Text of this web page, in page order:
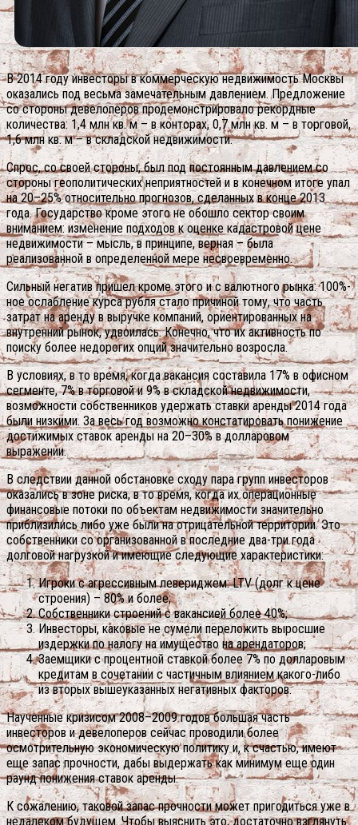
В 2014 году инвесторы в коммерческую недвижимость Москвы
оказались под весьма замечательным давлением. Предложение
со стороны девелоперов продемонстрировало рекордные
количества: 1,4 млн кв. м – в конторах, 0,7 млн кв. м – в торговой,
1,6 млн кв. м – в складской недвижимости.
Спрос, со своей стороны, был под постоянным давлением со
стороны геополитических неприятностей и в конечном итоге упал
на 20–25% относительно прогнозов, сделанных в конце 2013
года. Государство кроме этого не обошло сектор своим
вниманием: изменение подходов к оценке кадастровой цене
недвижимости – мысль, в принципе, верная – была
реализованной в определенной мере несвоевременно.
Сильный негатив пришел кроме этого и с валютного рынка: 100%-
ное ослабление курса рубля стало причиной тому, что часть
затрат на аренду в выручке компаний, ориентированных на
внутренний рынок, удвоилась. Конечно, что их активность по
поиску более недорогих опций значительно возросла.
В условиях, в то время, когда вакансия составила 17% в офисном
сегменте, 7% в торговой и 9% в складской недвижимости,
возможности собственников удержать ставки аренды 2014 года
были низкими. За весь год возможно констатировать понижение
достижимых ставок аренды на 20–30% в долларовом
выражении.
В следствии данной обстановке сходу пара групп инвесторов
оказались в зоне риска, в то время, когда их операционные
финансовые потоки по объектам недвижимости значительно
приблизились либо уже были на отрицательной территории. Это
собственники со организованной в последние два-три года
долговой нагрузкой и имеющие следующие характеристики:
Игроки с агрессивным левериджем: LTV (долг к цене
строения) – 80% и более;
Собственники строений с вакансией более 40%;
Инвесторы, каковые не сумели переложить выросшие
издержки по налогу на имущество на арендаторов;
Заемщики с процентной ставкой более 7% по долларовым
кредитам в сочетании с частичным влиянием какого-либо
из вторых вышеуказанных негативных факторов.
Наученные кризисом 2008–2009 годов большая часть
инвесторов и девелоперов сейчас проводили более
осмотрительную экономическую политику и, к счастью, имеют
еще запас прочности, дабы выдержать как минимум еще один
раунд понижения ставок аренды.
К сожалению, таковой запас прочности может пригодиться уже в
недалеком будущем. Чтобы выяснить это, достаточно взглянуть